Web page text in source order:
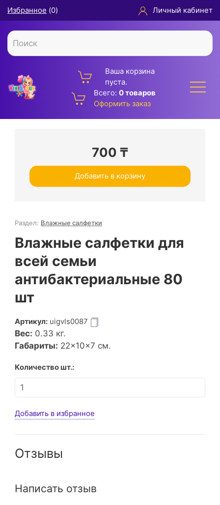
Избранное (0) Личный кабинет
Ваша корзина
пуста.
Всего: 0 товаров
Оформить заказ
700 ₸
Добавить в корзину
Раздел: Влажные салфетки
Влажные салфетки для
всей семьи
антибактериальные 80
шт
Артикул: uigvls0087
Вес: 0.33 кг.
Габариты: 22×10×7 см.
Количество шт.:
Добавить в избранное
Отзывы
Написать отзыв